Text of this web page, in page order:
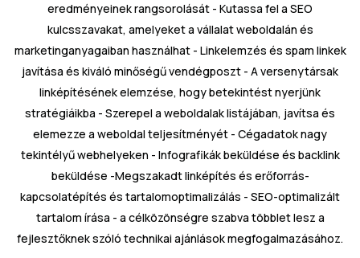
eredményeinek rangsorolását - Kutassa fel a SEO
kulcsszavakat, amelyeket a vállalat weboldalán és
marketinganyagaiban használhat - Linkelemzés és spam linkek
javítása és kiváló minőségű vendégposzt - A versenytársak
linképítésének elemzése, hogy betekintést nyerjünk
stratégiáikba - Szerepel a weboldalak listájában, javítsa és
elemezze a weboldal teljesítményét - Cégadatok nagy
tekintélyű webhelyeken - Infografikák beküldése és backlink
beküldése -Megszakadt linképítés és erőforrás-
kapcsolatépítés és tartalomoptimalizálás - SEO-optimalizált
tartalom írása - a célközönségre szabva többlet lesz a
fejlesztőknek szóló technikai ajánlások megfogalmazásához.